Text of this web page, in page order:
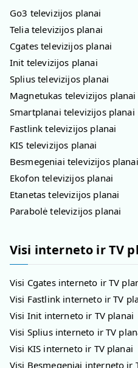
Go3 televizijos planai
Telia televizijos planai
Cgates televizijos planai
Init televizijos planai
Splius televizijos planai
Magnetukas televizijos planai
Smartplanai televizijos planai
Fastlink televizijos planai
KIS televizijos planai
Besmegeniai televizijos planai
Ekofon televizijos planai
Etanetas televizijos planai
Parabolė televizijos planai
Visi interneto ir TV
Visi Cgates interneto ir TV
Visi Fastlink interneto ir TV
Visi Init interneto ir TV planai
Visi Splius interneto ir TV
Visi KIS interneto ir TV planai
Visi Besmegeniai interneto ir